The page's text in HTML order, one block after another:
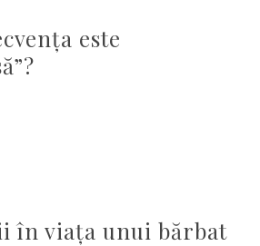
este
în viața unui bărbat